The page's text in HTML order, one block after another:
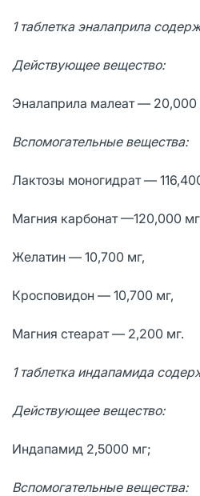
1 таблетка эналаприла
Действующее вещество:
Эналаприла малеат — 20,000
Вспомогательные вещества:
Лaктозы моногидрат —
Мaгния кaрбонaт —120,000
Желaтин — 10,700 мг,
Кросповидон — 10,700 мг,
Мaгния стеaрaт — 2,200 мг.
1 таблетка индапамида
Действующее вещество:
Индапамид 2,5000 мг;
Вспомогательные вещества: